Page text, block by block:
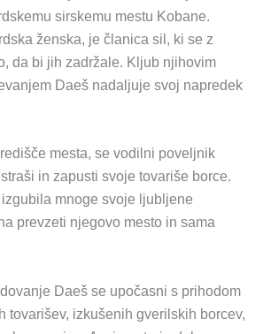
sirskemu mestu Kobane.
ženska, je članica sil, ki se z
da bi jih zadržale. Kljub njihovim
Daeš nadaljuje svoj napredek
mesta, se vodilni poveljnik
in zapusti svoje tovariše borce.
mnoge svoje ljubljene
prevzeti njegovo mesto in sama
Daeš se upočasni s prihodom
tovarišev, izkušenih gverilskih borcev,